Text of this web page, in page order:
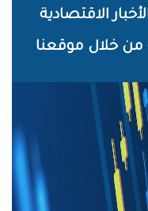
الاقتصادية
من خلال موقعنا